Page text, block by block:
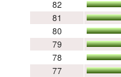
82
81
80
79
78
77